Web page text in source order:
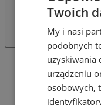
Katalog firm
Nauka
Szkoły
Twoich
My i nasi
podobnych
uzyskiwania
urządzeniu
osobowych,